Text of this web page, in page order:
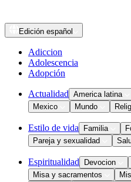
Edición español
Adiccion
Adolescencia
Adopción
Actualidad America latina
Mexico
Mundo
Estilo de vida Familia
Pareja y sexualidad
Espiritualidad Devocion
Misa y sacramentos